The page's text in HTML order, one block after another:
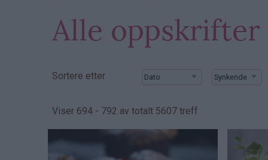
Alle oppskrifter
Sortere etter
Viser 694 - 792 av totalt 5607 treff